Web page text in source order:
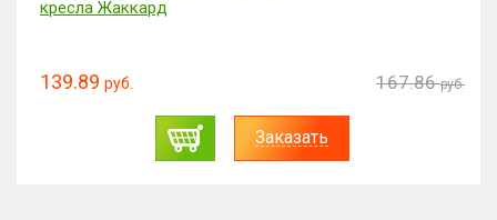
кресла Жаккард
139.89 руб. 167.86 руб.
Заказать